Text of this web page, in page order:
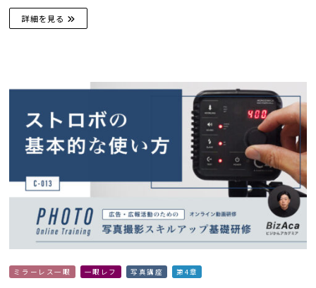
詳細を見る
ミラーレス一眼 一眼レフ 写真講座 第4章